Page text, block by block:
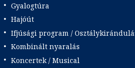
Gyalogtúra
Hajóút
Ifjúsági program /
Kombinált nyaralás
Koncertek / Musical